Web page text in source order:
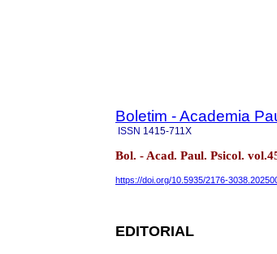
Boletim - Academia
ISSN 1415-711X
Bol. - Acad. Paul. Psicol.
https://doi.org/10.5935/2176-
EDITORIAL